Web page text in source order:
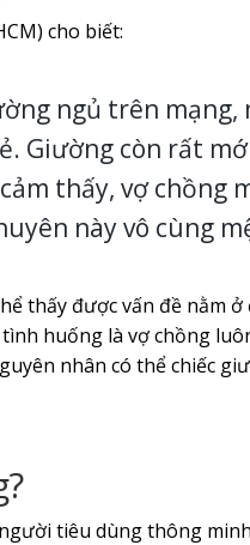
cho biết:
ngủ trên
Giường còn rất
thấy, vợ chồng
này vô cùng
thấy được vấn đề nằm
huống là vợ chồng
nhân có thể chiếc
tiêu dùng thông